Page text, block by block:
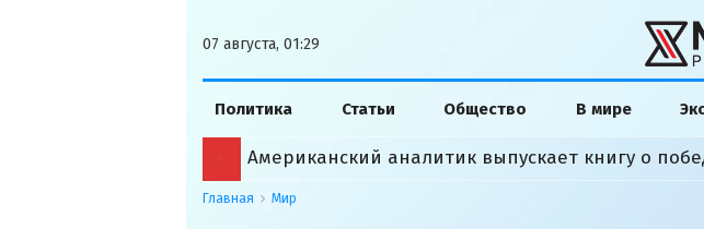
07 августа, 01:29
Политика Статьи Общество В мире
Главная Мир